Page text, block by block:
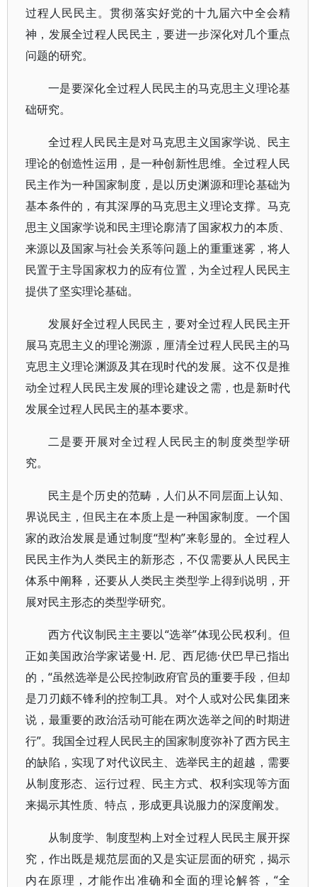
过程人民民主。贯彻落实好党的十九届六中全会精
神，发展全过程人民民主，要进一步深化对几个重点
问题的研究。
一是要深化全过程人民民主的马克思主义理论基
础研究。
全过程人民民主是对马克思主义国家学说、民主
理论的创造性运用，是一种创新性思维。全过程人民
民主作为一种国家制度，是以历史渊源和理论基础为
基本条件的，有其深厚的马克思主义理论支撑。马克
思主义国家学说和民主理论廓清了国家权力的本质、
来源以及国家与社会关系等问题上的重重迷雾，将人
民置于主导国家权力的应有位置，为全过程人民民主
提供了坚实理论基础。
发展好全过程人民民主，要对全过程人民民主开
展马克思主义的理论溯源，厘清全过程人民民主的马
克思主义理论渊源及其在现时代的发展。这不仅是推
动全过程人民民主发展的理论建设之需，也是新时代
发展全过程人民民主的基本要求。
二是要开展对全过程人民民主的制度类型学研
究。
民主是个历史的范畴，人们从不同层面上认知、
界说民主，但民主在本质上是一种国家制度。一个国
家的政治发展是通过制度“型构”来彰显的。全过程人
民民主作为人类民主的新形态，不仅需要从人民民主
体系中阐释，还要从人类民主类型学上得到说明，开
展对民主形态的类型学研究。
西方代议制民主主要以“选举”体现公民权利。但
正如美国政治学家诺曼·H. 尼、西尼德·伏巴早已指出
的，“虽然选举是公民控制政府官员的重要手段，但却
是刀刃颇不锋利的控制工具。对个人或对公民集团来
说，最重要的政治活动可能在两次选举之间的时期进
行”。我国全过程人民民主的国家制度弥补了西方民主
的缺陷，实现了对代议民主、选举民主的超越，需要
从制度形态、运行过程、民主方式、权利实现等方面
来揭示其性质、特点，形成更具说服力的深度阐发。
从制度学、制度型构上对全过程人民民主展开探
究，作出既是规范层面的又是实证层面的研究，揭示
内在原理，才能作出准确和全面的理论解答，“全